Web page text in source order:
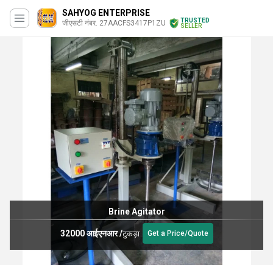
SAHYOG ENTERPRISE
जीएसटी नंबर. 27AACFS3417P1ZU
TRUSTED
SELLER
Brine Agitator
32000 आईएनआर/टुकड़ा Get a Price/Quote